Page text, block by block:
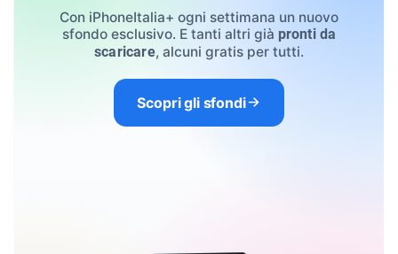
Con iPhoneItalia+ ogni settimana un nuovo
sfondo esclusivo. E tanti altri già pronti da
scaricare, alcuni gratis per tutti.
Scopri gli sfondi